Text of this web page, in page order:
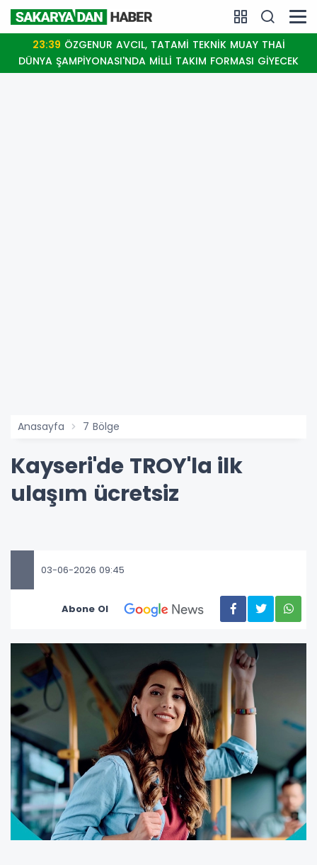
23:39
DÜNYA ŞAMPİYONASI'NDA MİLLİ TAKIM FORMASI GİYECEK
Anasayfa 7 Bölge
Kayseri'de TROY'la ilk
ulaşım ücretsiz
03-06-2026 09:45
Abone Ol